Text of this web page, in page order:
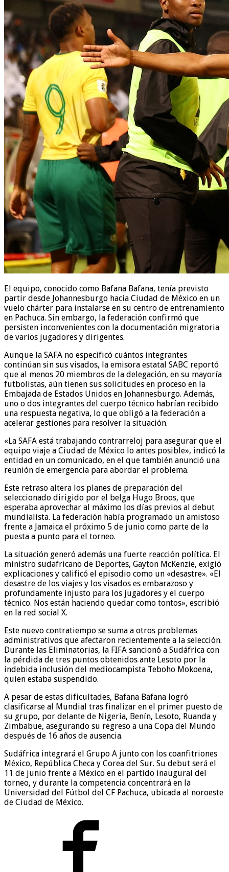
El equipo, conocido como Bafana Bafana, tenía previsto
partir desde Johannesburgo hacia Ciudad de México en un
vuelo chárter para instalarse en su centro de entrenamiento
en Pachuca. Sin embargo, la federación confirmó que
persisten inconvenientes con la documentación migratoria
de varios jugadores y dirigentes.
Aunque la SAFA no especificó cuántos integrantes
continúan sin sus visados, la emisora estatal SABC reportó
que al menos 20 miembros de la delegación, en su mayoría
futbolistas, aún tienen sus solicitudes en proceso en la
Embajada de Estados Unidos en Johannesburgo. Además,
uno o dos integrantes del cuerpo técnico habrían recibido
una respuesta negativa, lo que obligó a la federación a
acelerar gestiones para resolver la situación.
«La SAFA está trabajando contrarreloj para asegurar que el
equipo viaje a Ciudad de México lo antes posible», indicó la
entidad en un comunicado, en el que también anunció una
reunión de emergencia para abordar el problema.
Este retraso altera los planes de preparación del
seleccionado dirigido por el belga Hugo Broos, que
esperaba aprovechar al máximo los días previos al debut
mundialista. La federación había programado un amistoso
frente a Jamaica el próximo 5 de junio como parte de la
puesta a punto para el torneo.
La situación generó además una fuerte reacción política. El
ministro sudafricano de Deportes, Gayton McKenzie, exigió
explicaciones y calificó el episodio como un «desastre». «El
desastre de los viajes y los visados es embarazoso y
profundamente injusto para los jugadores y el cuerpo
técnico. Nos están haciendo quedar como tontos», escribió
en la red social X.
Este nuevo contratiempo se suma a otros problemas
administrativos que afectaron recientemente a la selección.
Durante las Eliminatorias, la FIFA sancionó a Sudáfrica con
la pérdida de tres puntos obtenidos ante Lesoto por la
indebida inclusión del mediocampista Teboho Mokoena,
quien estaba suspendido.
A pesar de estas dificultades, Bafana Bafana logró
clasificarse al Mundial tras finalizar en el primer puesto de
su grupo, por delante de Nigeria, Benín, Lesoto, Ruanda y
Zimbabue, asegurando su regreso a una Copa del Mundo
después de 16 años de ausencia.
Sudáfrica integrará el Grupo A junto con los coanfitriones
México, República Checa y Corea del Sur. Su debut será el
11 de junio frente a México en el partido inaugural del
torneo, y durante la competencia concentrará en la
Universidad del Fútbol del CF Pachuca, ubicada al noroeste
de Ciudad de México.